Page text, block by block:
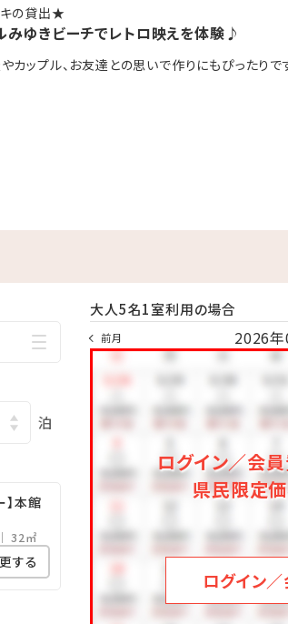
容についてのご案内
特定日につきましては、夕食の提供方法が日程に
の変更はできかねますので、あらかじめご了承
日：BBQ 奇数日：バイキング
の貸出★
みゆきビーチでレトロ映えを体験♪
カップル、お友達との思いで作りにもぴったり
泊
】本館
32㎡
する
大人5名1室利用の場合
前月 2026
ログイン／会員
県民限定
ログイン